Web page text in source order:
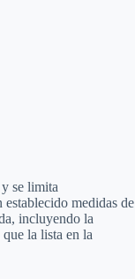
se limita
medidas de
incluyendo la
la lista en la